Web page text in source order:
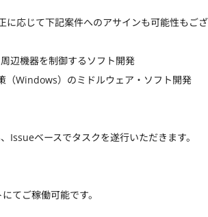
に応じて下記案件へのアサインも可能性もござ
辺機器を制御するソフト開発
（Windows）のミドルウェア・ソフト開発
Issueベースでタスクを遂行いただきます。
てご稼働可能です。